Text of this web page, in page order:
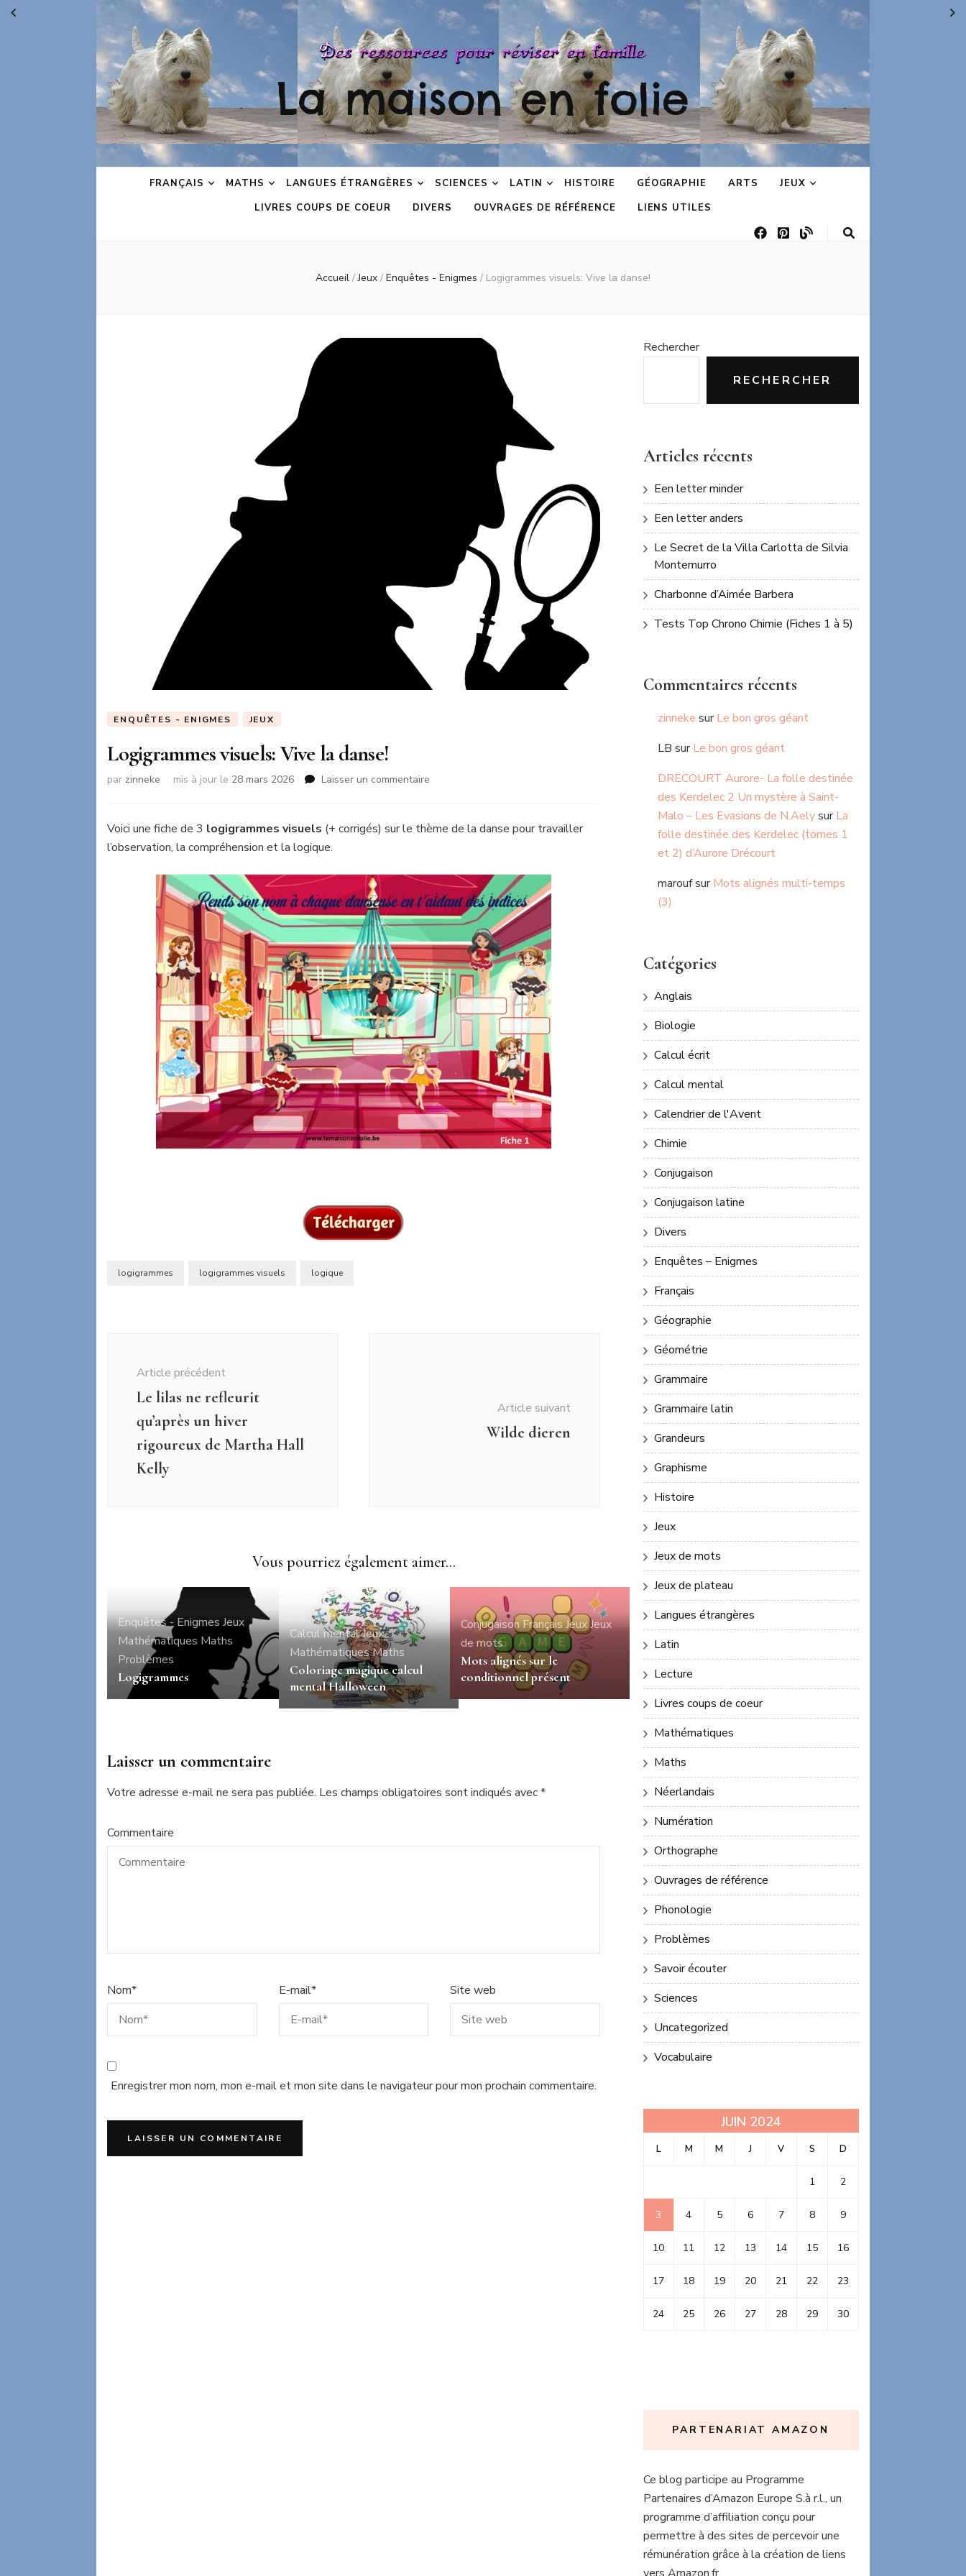
La maison en folie
FRANÇAIS MATHS LANGUES ÉTRANGÈRES SCIENCES LATIN HISTOIRE GÉOGRAPHIE ARTS
JEUX
LIVRES COUPS DE COEUR
DIVERS OUVRAGES DE RÉFÉRENCE LIENS UTILES
Accueil / Jeux / Enquêtes - Enigmes / Logigrammes visuels: Vive la danse!
ENQUÊTES - ENIGMES JEUX
Logigrammes visuels: Vive la danse!
par zinneke mis à jour le 28 mars 2026 Laisser un commentaire
Vive
Voici une fiche de 3 logigrammes visuels (+ corrigés) sur le thème de la danse pour travailler
l’observation, la compréhension et la logique.
logigrammes logigrammes visuels logique
Article précédent
Le lilas ne refleurit
qu’après un hiver
rigoureux de Martha Hall
Kelly
Article suivant
Wilde dieren
Vous pourriez également aimer...
Enquêtes - Enigmes Jeux
Mathématiques Maths
Problèmes
Logigrammes
Calcul mentalJeux
MathématiquesMaths
Coloriage magique calcul
mental Halloween
ConjugaisonFrançaisJeuxJeux
de mots
Mots alignés sur le
conditionnel présent
Laisser un commentaire
Votre adresse e-mail ne sera pas publiée. Les champs obligatoires sont indiqués avec*
Commentaire
Nom* E-mail* Site web
Enregistrer mon nom, mon e-mail et mon site dans le navigateur pour mon prochain commentaire.
Rechercher
RECHERCHER
Articles récents
Een letter minder
Een letter anders
Le Secret de la Villa Carlotta de Silvia
Montemurro
Charbonne d’Aimée Barbera
Tests Top Chrono Chimie (Fiches 1 à 5)
Commentaires récents
zinneke surLe bon gros géant
LB surLe bon gros géant
DRECOURT Aurore- La folle destinée
des Kerdelec 2 Un mystère à Saint-
Malo – Les Evasions de N.AelysurLa
folle destinée des Kerdelec (tomes 1
et 2) d’Aurore Drécourt
maroufsurMots alignés multi-temps
(3)
Catégories
Anglais
Biologie
Calcul écrit
Calcul mental
Calendrier de l'Avent
Chimie
Conjugaison
Conjugaison latine
Divers
Enquêtes – Enigmes
Français
Géographie
Géométrie
Grammaire
Grammaire latin
Grandeurs
Graphisme
Histoire
Jeux
Jeux de mots
Jeux de plateau
Langues étrangères
Latin
Lecture
Livres coups de coeur
Mathématiques
Maths
Néerlandais
Numération
Orthographe
Ouvrages de référence
Phonologie
Problèmes
Savoir écouter
Sciences
Uncategorized
Vocabulaire
JUIN 2024
L M M J V S D
1 2
3 4 5 6 7 8 9
10 11 12 13 14 15 16
17 18 19 20 21 22 23
24 25 26 27 28 29 30
PARTENARIAT AMAZON
Ce blog participe au Programme
Partenaires d’Amazon Europe S.à r.l., un
programme d’affiliation conçu pour
permettre à des sites de percevoir une
rémunération grâce à la création de liens